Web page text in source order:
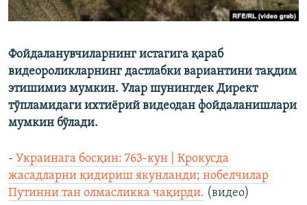
Фойдаланувчиларнинг истагига қараб
видеороликларнинг дастлабки вариантини тақдим
этишимиз мумкин. Улар шунингдек Директ
тўпламидаги ихтиёрий видеодан фойдаланишлари
мумкин бўлади.
- Украинага босқин: 763-кун | Крокусда
жасадларни қидириш якунланди; нобелчилар
Путинни тан олмасликка чақирди. (видео)